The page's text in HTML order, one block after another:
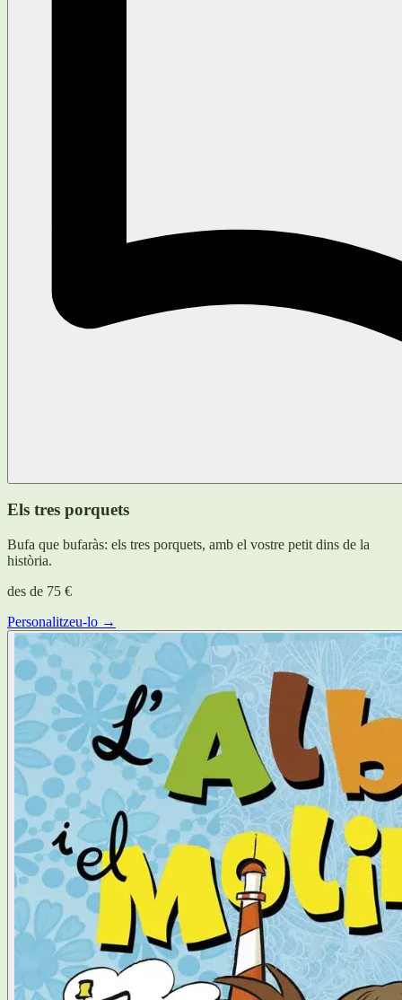
Els tres porquets
Bufa que bufaràs: els tres porquets, amb el vostre petit dins de la
història.
des de 75 €
Personalitzeu-lo →